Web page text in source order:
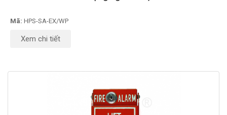
Mã: HPS-SA-EX/WP
Xem chi tiết